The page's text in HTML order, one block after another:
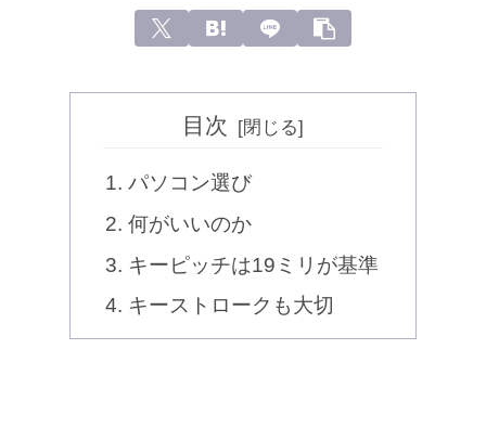
目次
パソコン選び
何がいいのか
キーピッチは19ミリが基準
キーストロークも大切